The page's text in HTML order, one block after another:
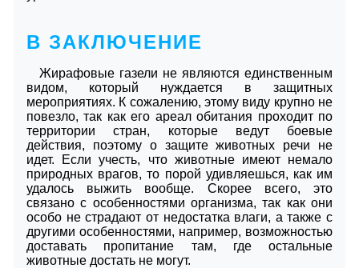
В ЗАКЛЮЧЕНИЕ
Жирафовые газели не являются единственным
видом, который нуждается в защитных
мероприятиях. К сожалению, этому виду крупно не
повезло, так как его ареал обитания проходит по
территории стран, которые ведут боевые
действия, поэтому о защите животных речи не
идет. Если учесть, что животные имеют немало
природных врагов, то порой удивляешься, как им
удалось выжить вообще. Скорее всего, это
связано с особенностями организма, так как они
особо не страдают от недостатка влаги, а также с
другими особенностями, например, возможностью
доставать пропитание там, где остальные
животные достать не могут.